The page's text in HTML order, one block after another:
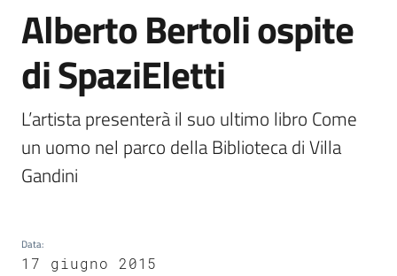
Novità
Servizi
Vivere
Formigine
Prenotazione
Salta al contenuto
Alberto Bertoli ospite
di SpaziEletti
L’artista presenterà il suo ultimo libro Come
un uomo nel parco della Biblioteca di Villa
Gandini
Data:
17 giugno 2015